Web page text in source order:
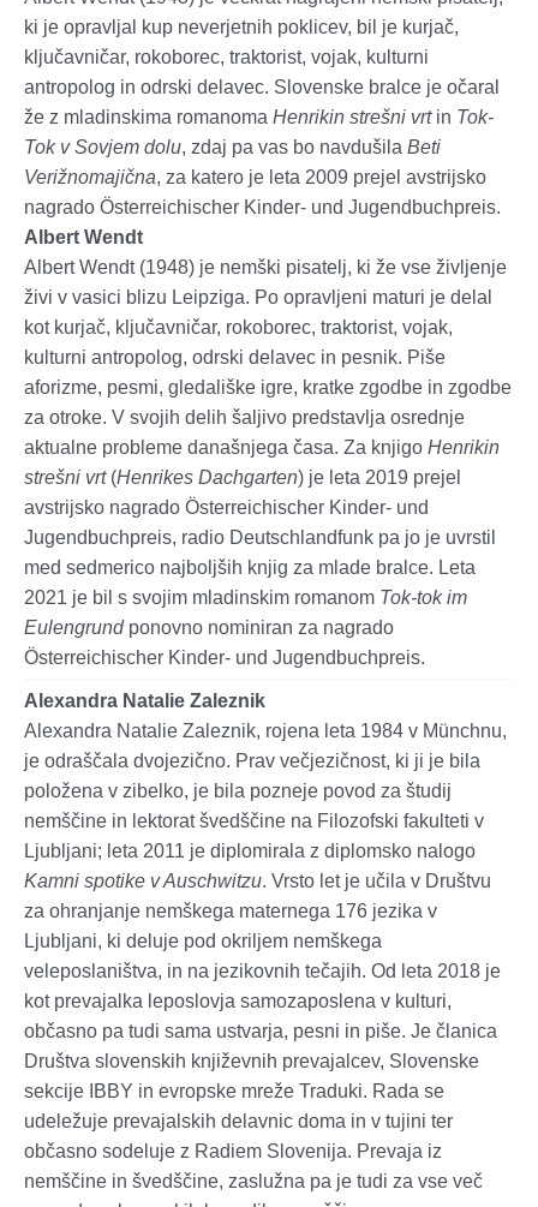
ki je opravljal kup neverjetnih poklicev, bil je kurjač,
ključavničar, rokoborec, traktorist, vojak, kulturni
antropolog in odrski delavec. Slovenske bralce je očaral
že z mladinskima romanoma Henrikin strešni vrtin Tok-
Tok v Sovjem dolu, zdaj pa vas bo navdušila Beti
Verižnomajična, za katero je leta 2009 prejel avstrijsko
nagrado Österreichischer Kinder- und Jugendbuchpreis.
Albert Wendt
Albert Wendt (1948) je nemški pisatelj, ki že vse življenje
živi v vasici blizu Leipziga. Po opravljeni maturi je delal
kot kurjač, ključavničar, rokoborec, traktorist, vojak,
kulturni antropolog, odrski delavec in pesnik. Piše
aforizme, pesmi, gledališke igre, kratke zgodbe in zgodbe
za otroke. V svojih delih šaljivo predstavlja osrednje
aktualne probleme današnjega časa. Za knjigo Henrikin
strešni vrt(Henrikes Dachgarten) je leta 2019 prejel
avstrijsko nagrado Österreichischer Kinder- und
Jugendbuchpreis, radio Deutschlandfunk pa jo je uvrstil
med sedmerico najboljših knjig za mlade bralce. Leta
2021 je bil s svojim mladinskim romanom Tok-tok im
Eulengrundponovno nominiran za nagrado
Österreichischer Kinder- und Jugendbuchpreis.
Alexandra Natalie Zaleznik
Alexandra Natalie Zaleznik, rojena leta 1984 v Münchnu,
je odraščala dvojezično. Prav večjezičnost, ki ji je bila
položena v zibelko, je bila pozneje povod za študij
nemščine in lektorat švedščine na Filozofski fakulteti v
Ljubljani; leta 2011 je diplomirala z diplomsko nalogo
Kamni spotike v Auschwitzu. Vrsto let je učila v Društvu
za ohranjanje nemškega maternega 176 jezika v
Ljubljani, ki deluje pod okriljem nemškega
veleposlaništva, in na jezikovnih tečajih. Od leta 2018 je
kot prevajalka leposlovja samozaposlena v kulturi,
občasno pa tudi sama ustvarja, pesni in piše. Je članica
Društva slovenskih književnih prevajalcev, Slovenske
sekcije IBBY in evropske mreže Traduki. Rada se
udeležuje prevajalskih delavnic doma in v tujini ter
občasno sodeluje z Radiem Slovenija. Prevaja iz
nemščine in švedščine, zaslužna pa je tudi za vse več